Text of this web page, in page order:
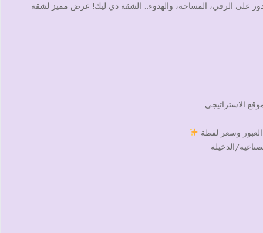
على الرقي، المساحة، والهدوء.. الشقة دي ليك! عرض مميز لشقة
الاستراتيجي
الدخيلة